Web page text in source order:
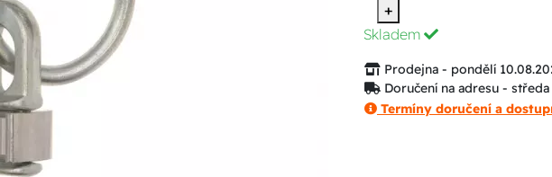
+
Skladem
Prodejna - pondělí
Doručení na adresu - středa
Termíny doručení a